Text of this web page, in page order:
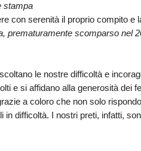
ED ARTE SACRAPOST SISMA
COMUNITÀ RELIGIOSE
VIRGINUM
ECCLESIASTICI CIVILMENTE
DIOCESANA DELLE
stampa
con serenità il proprio compito e
prematuramente scomparso nel
le nostre difficoltà e
e si affidano alla generosità dei
a coloro che non solo
in difficoltà. I nostri preti, infatti,